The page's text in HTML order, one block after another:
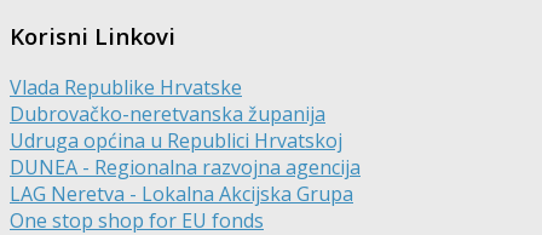
Korisni Linkovi
Vlada Republike Hrvatske
Dubrovačko-neretvanska županija
Udruga općina u Republici Hrvatskoj
DUNEA - Regionalna razvojna agencija
LAG Neretva - Lokalna Akcijska Grupa
One stop shop for EU fonds